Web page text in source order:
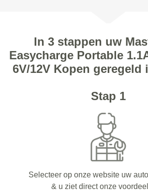
In 3 stappen uw
Easycharge Portable
6V/12V Kopen geregeld
Stap 1
Selecteer op onze website uw
& u ziet direct onze